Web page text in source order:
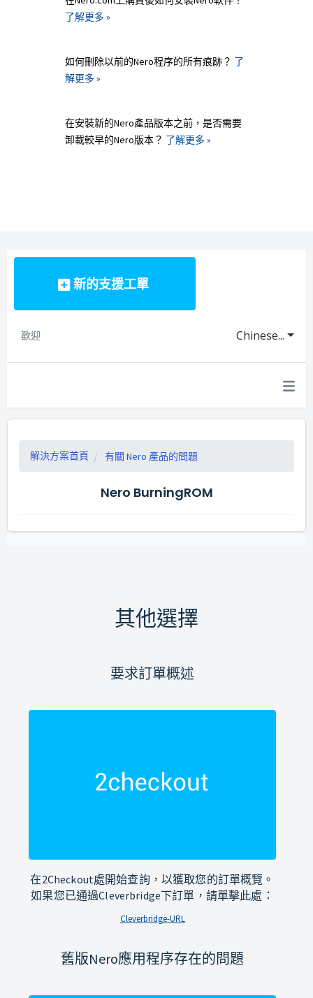
了解更多 »
如何刪除以前的Nero程序的所有痕跡？ 了
解更多 »
在安裝新的Nero產品版本之前，是否需要
卸載較早的Nero版本？ 了解更多 »
新的支援工單
Chinese...
歡迎
解決方案首頁 有關 Nero 產品的問題
Nero BurningROM
其他選擇
要求訂單概述
在2Checkout處開始查詢，以獲取您的訂單概覽。
如果您已通過Cleverbridge下訂單，請單擊此處：
Cleverbridge-URL
舊版Nero應用程序存在的問題